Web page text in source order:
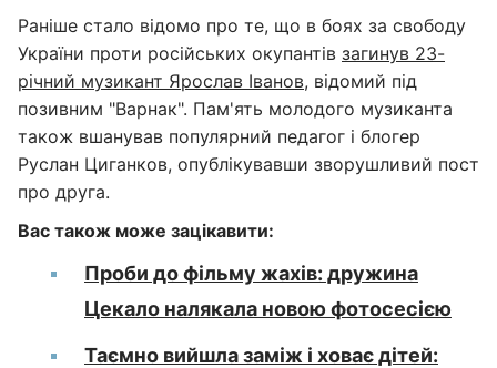
Раніше стало відомо про те, що в боях за свободу
України проти російських окупантів загинув 23-
річний музикант Ярослав Іванов, відомий під
позивним "Варнак". Пам'ять молодого музиканта
також вшанував популярний педагог і блогер
Руслан Циганков, опублікувавши зворушливий пост
про друга.
Вас також може зацікавити:
Проби до фільму жахів: дружина
Цекало налякала новою фотосесією
Таємно вийшла заміж і ховає дітей: